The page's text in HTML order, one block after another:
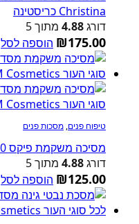
Christina כריסטינה
דורג4.88 מתוך 5
₪175.00 הוספה לסל
טיפוח פנים, מסכות פנים
מסיכה משקמת פיקס 60 מ"ל Christina כריסטינה
דורג4.88 מתוך 5
₪125.00 הוספה לסל